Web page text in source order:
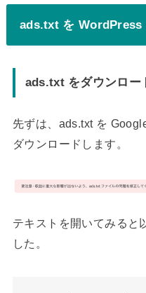
ads.txt を WordPress
ads.txt をダウンロー
先ずは、ads.txt を
ダウンロードします。
テキストを開いてみると
した。